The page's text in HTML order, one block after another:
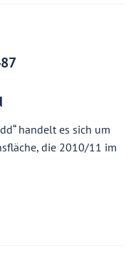
handelt es sich um
die 2010/11 im